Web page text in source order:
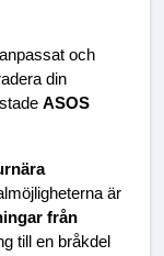
och
din
ASOS
är
från
till en bråkdel